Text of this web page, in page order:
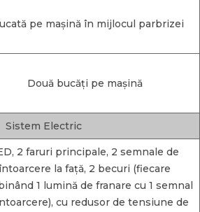
pe mașină în mijlocul parbrizei
Două bucăți pe mașină
Sistem Electric
2 faruri principale, 2 semnale de
la față, 2 becuri (fiecare
1 lumină de franare cu 1 semnal
cu redusor de tensiune de